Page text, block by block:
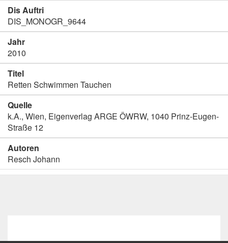
Dis Auftri
DIS_MONOGR_9644
Jahr
2010
Titel
Retten Schwimmen Tauchen
Quelle
k.A., Wien, Eigenverlag ARGE ÖWRW, 1040 Prinz-Eugen-
Straße 12
Autoren
Resch Johann